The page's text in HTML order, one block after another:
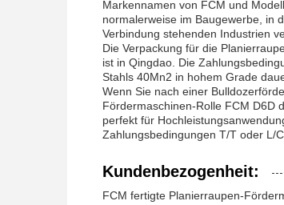
Markennamen von FCM und
normalerweise im Baugewerbe, in
Verbindung stehenden Industrien
Die Verpackung für die
ist in Qingdao. Die
Stahls 40Mn2 in hohem Grade
Wenn Sie nach einer
Fördermaschinen-Rolle FCM D6D
perfekt für
Zahlungsbedingungen T/T oder L/
Kundenbezogenheit:
FCM fertigte Planierraupen-